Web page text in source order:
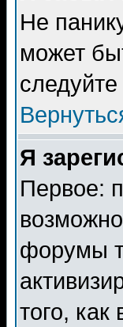
Не
может
Я
Первое:
форумы
того,